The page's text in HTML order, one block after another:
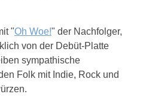
"Oh Woe!" der Nachfolger,
von der Debüt-Platte
sympathische
Folk mit Indie, Rock und